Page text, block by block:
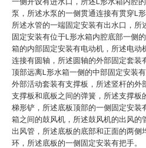
泵，所述水泵的一侧贯通连接有贯穿L
所述水管的一端固定安装有出水口，所
固定安装有位于L形水箱内腔底部一侧
箱的内部固定安装有电动机，所述电动
连接有圆轴，所述圆轴的外部固定套装
顶部远离L形水箱一侧的中部固定安装
外部活动套装有支撑板，所述竖杆的外
支撑板和底板之间的弹簧，所述支撑板
梯形铲，所述底板顶部的一侧固定安装
箱之间的鼓风机，所述鼓风机的出风的
出风管，所述底板的底部和正面的两侧
环，所述底板的一侧固定安装有把手。